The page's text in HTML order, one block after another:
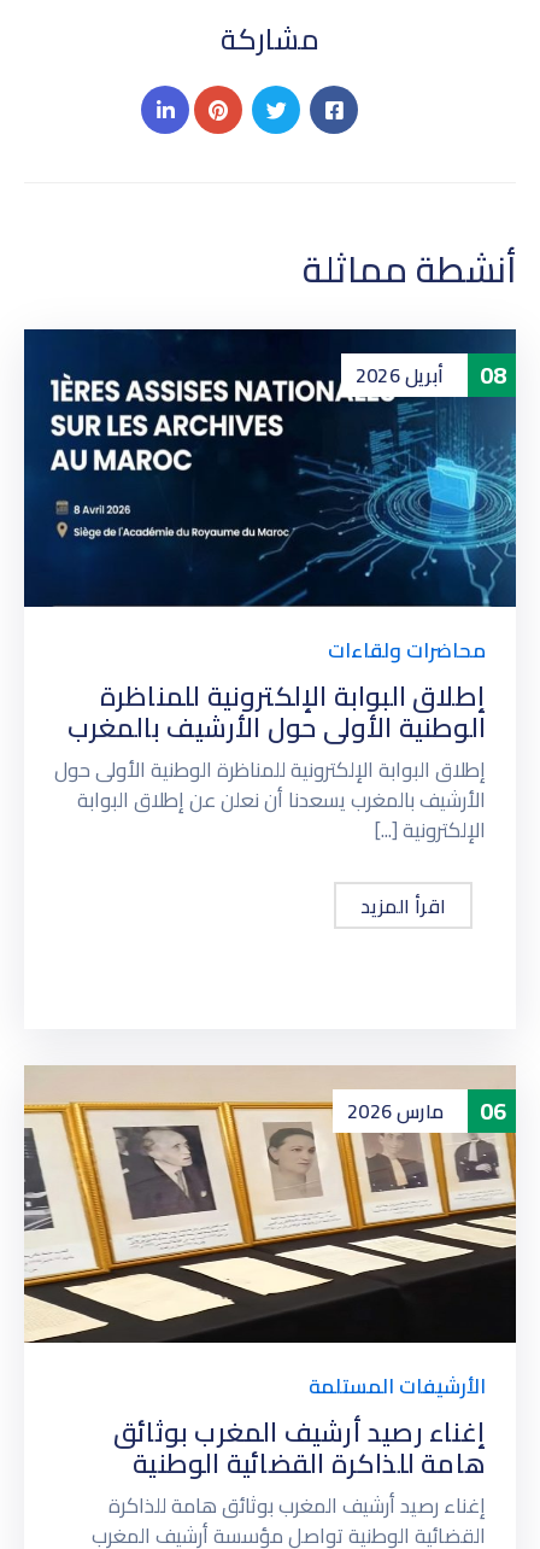
مشاركة
أنشطة مماثلة
08 أبريل2026
محاضرات ولقاءات
إطلاق البوابة الإلكترونية للمناظرة
الوطنية الأولى حول الأرشيف بالمغرب
إطلاق البوابة الإلكترونية للمناظرة الوطنية الأولى حول
الأرشيف بالمغرب يسعدنا أن نعلن عن إطلاق البوابة
الإلكترونية [...]
اقرأ المزيد
06 مارس2026
الأرشيفات المستلمة
إغناء رصيد أرشيف المغرب بوثائق
هامة للذاكرة القضائية الوطنية
إغناء رصيد أرشيف المغرب بوثائق هامة للذاكرة
القضائية الوطنية تواصل مؤسسة أرشيف المغرب